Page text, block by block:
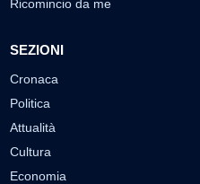
Ricomincio da me
SEZIONI
Cronaca
Politica
Attualità
Cultura
Economia